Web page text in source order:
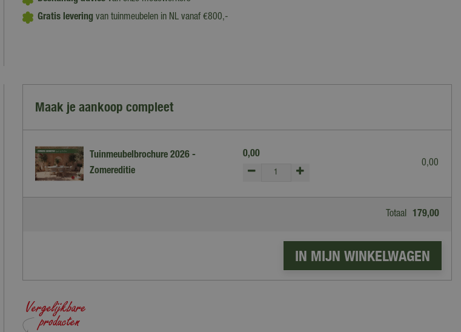
Gratis levering van tuinmeubelen in NL vanaf €800,-
Maak je aankoop compleet
Tuinmeubelbrochure 2026 -
Zomereditie
0,00
0,00
Totaal 179,00